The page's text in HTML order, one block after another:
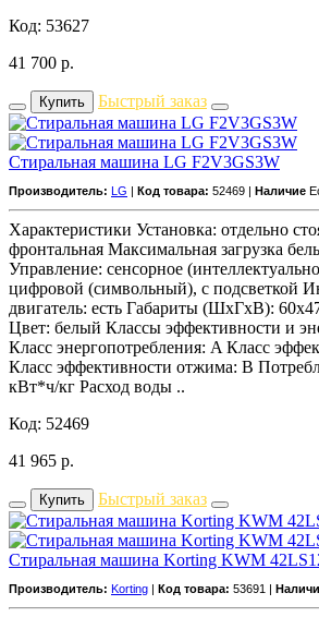
Код: 53627
41 700 р.
Купить Быстрый заказ
Стиральная машина LG F2V3GS3W
Производитель: LG Код товара: 52469 | Наличие
Характеристики Установка: отдельно
фронтальная Максимальная загрузка
Управление: сенсорное
цифровой (символьный), с подсветкой
двигатель: есть Габариты (ШxГxВ):
Цвет: белый Классы эффективности и
Класс энергопотребления: A Класс
Класс эффективности отжима: B
кВт*ч/кг Расход воды ..
Код: 52469
41 965 р.
Купить Быстрый заказ
Стиральная машина Korting KWM
Производитель: Korting Код товара: 53691 |